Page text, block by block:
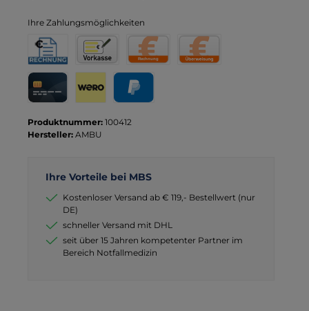
Ihre Zahlungsmöglichkeiten
Produktnummer: 100412
Hersteller: AMBU
Ihre Vorteile bei MBS
Kostenloser Versand ab € 119,- Bestellwert (nur
DE)
schneller Versand mit DHL
seit über 15 Jahren kompetenter Partner im
Bereich Notfallmedizin